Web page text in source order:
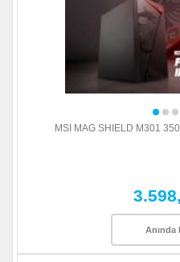
MSI MAG SHIELD M301
Anında